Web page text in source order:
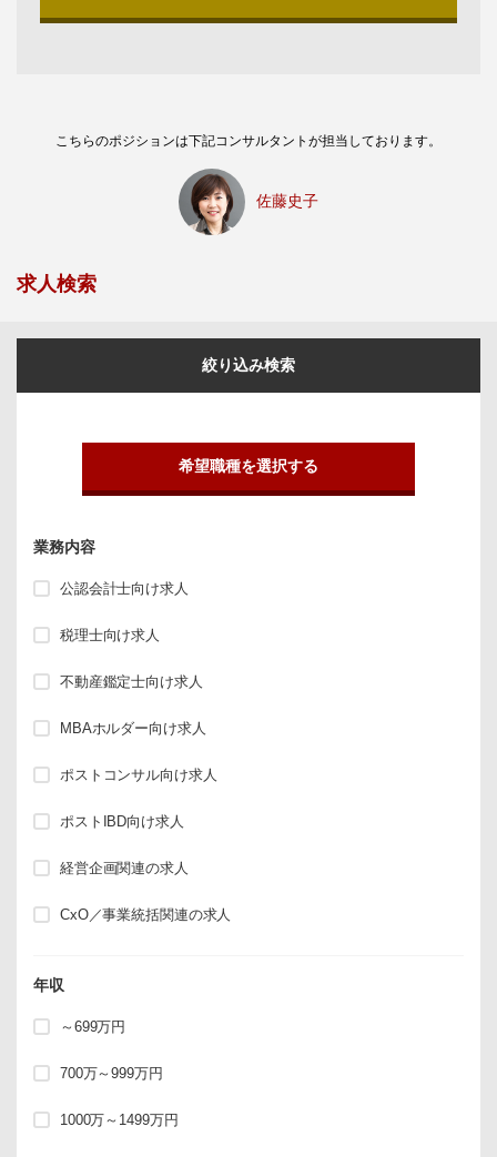
こちらのポジションは下記コンサルタントが担当しております。
佐藤史子
求人検索
絞り込み検索
希望職種を選択する
業務内容
公認会計士向け求人
税理士向け求人
不動産鑑定士向け求人
MBAホルダー向け求人
ポストコンサル向け求人
ポストIBD向け求人
経営企画関連の求人
CxO／事業統括関連の求人
年収
～699万円
700万～999万円
1000万～1499万円